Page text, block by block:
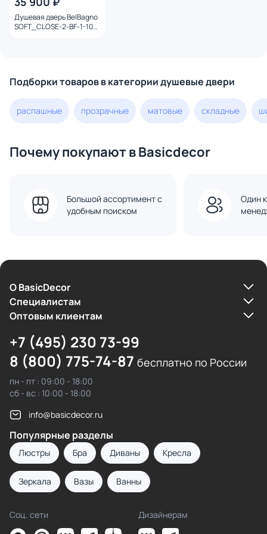
Душевая дверь BelBagno
SOFT_CLOSE-2-BF-1-100-
Подборки товаров в категории душевые двери
распашные прозрачные матовые складные
Почему покупают в Basicdecor
Большой ассортимент с
удобным поиском
Один
О BasicDecor
Cпециалистам
Оптовым клиентам
+7 (495) 230 73-99
8 (800) 775-74-87 бесплатно по России
пн - пт : 09:00 - 18:00
сб - вс : 10:00 - 18:00
info@basicdecor.ru
Популярные разделы
Люстры Бра Диваны Кресла
Зеркала Вазы Ванны
Соц. сети Дизайнерам